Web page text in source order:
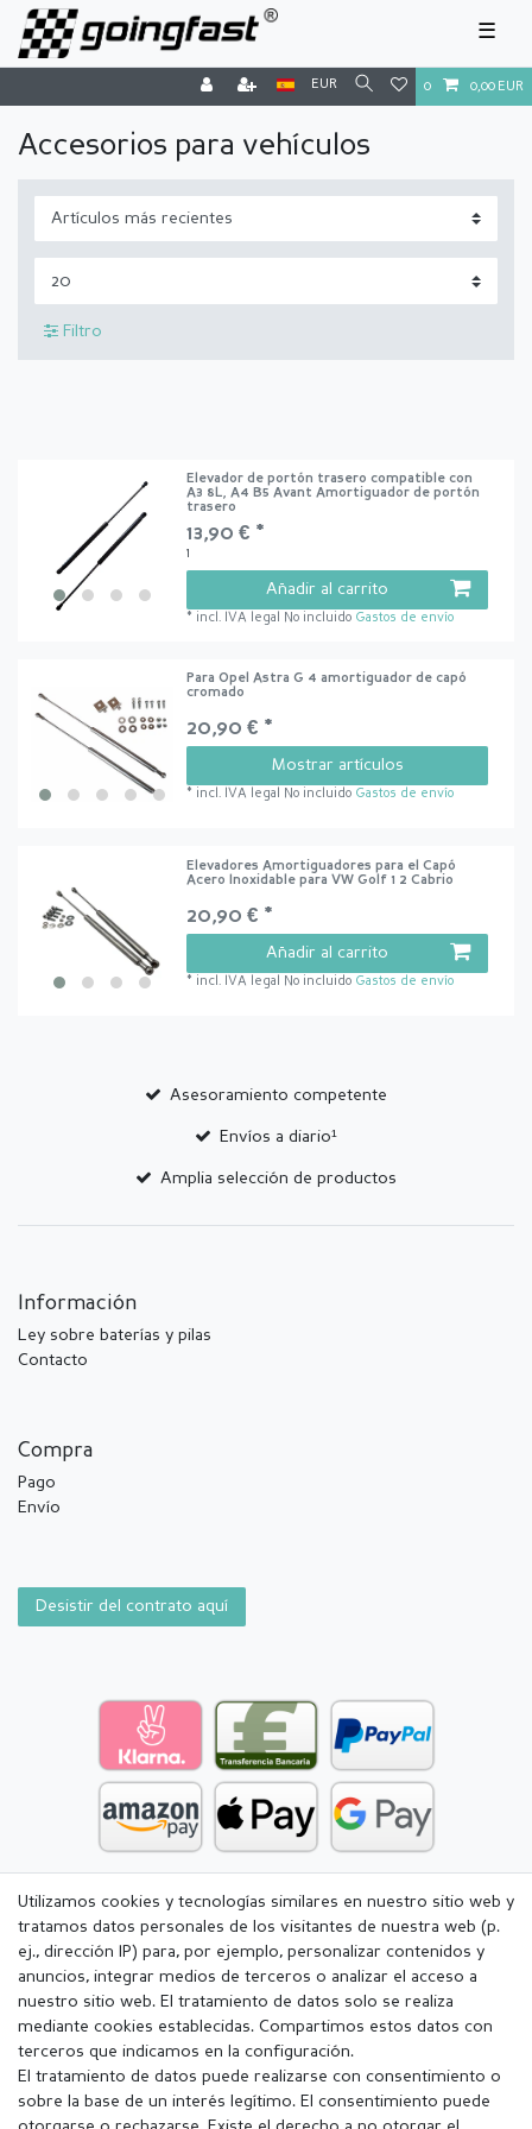
☰
EUR 0 0,00 EUR
Accesorios para vehículos
Filtro
Elevador de portón trasero compatible con
A3 8L, A4 B5 Avant Amortiguador de portón
trasero
13,90 € *
1
Añadir al carrito
* incl. IVA legal No incluido Gastos de envío
Para Opel Astra G 4 amortiguador de capó
cromado
20,90 € *
Mostrar artículos
* incl. IVA legal No incluido Gastos de envío
Elevadores Amortiguadores para el Capó
Acero Inoxidable para VW Golf 1 2 Cabrio
20,90 € *
Añadir al carrito
* incl. IVA legal No incluido Gastos de envío
Asesoramiento competente
Envíos a diario¹
Amplia selección de productos
Información
Ley sobre baterías y pilas
Contacto
Compra
Pago
Envío
Desistir del contrato aquí
Utilizamos cookies y tecnologías similares en nuestro sitio web y
tratamos datos personales de los visitantes de nuestra web (p.
ej., dirección IP) para, por ejemplo, personalizar contenidos y
anuncios, integrar medios de terceros o analizar el acceso a
nuestro sitio web. El tratamiento de datos solo se realiza
mediante cookies establecidas. Compartimos estos datos con
terceros que indicamos en la configuración.
El tratamiento de datos puede realizarse con consentimiento o
sobre la base de un interés legítimo. El consentimiento puede